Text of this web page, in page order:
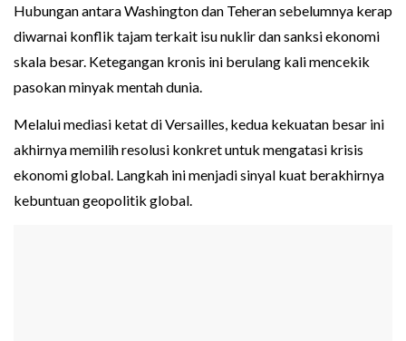
Hubungan antara Washington dan Teheran sebelumnya kerap
diwarnai konflik tajam terkait isu nuklir dan sanksi ekonomi
skala besar. Ketegangan kronis ini berulang kali mencekik
pasokan minyak mentah dunia.
Melalui mediasi ketat di Versailles, kedua kekuatan besar ini
akhirnya memilih resolusi konkret untuk mengatasi krisis
ekonomi global. Langkah ini menjadi sinyal kuat berakhirnya
kebuntuan geopolitik global.